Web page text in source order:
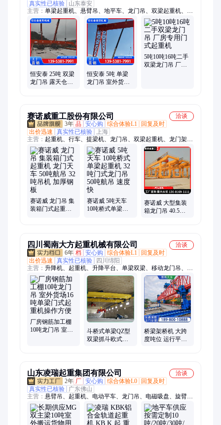
真实性已核验
山东泰安
主营： 单梁起重机、悬臂吊、地平车、龙门吊、双梁起重机、升
降货梯、电磁吸盘、所有起重设备附件
恒安泰 25吨 双梁
龙门吊 露天仓库
恒安泰 5吨 单梁
龙门吊 室外货物
5吨10吨16吨二手
双梁龙门吊 厂房
赛诺威重工股份有限公司
洽谈
3年 品 安心购 综合体验L1
回复及时
出价迅速
真实性已核验
上海
主营： 起重机、行车、提梁机、龙门吊、双梁起重机、龙门架、
门式起重机、桥式起重机、单梁起重机、悬臂吊、悬挂起重机、
电动葫芦
赛诺威 龙门吊 集
装箱门式起重机
赛诺威 5吨天车
10吨桥式单梁起
赛诺威 大型集装
箱龙门吊 40.5吨
四川蜀南大方起重机械有限公司
洽谈
6年 档 安心购 综合体验L1
回复及时
出价迅速
真实性已核验
四川绵阳
主营： 升降机、起重机、升降平台、单梁双梁、移动龙门吊、行
车龙门吊、双梁起重机、大型龙门吊、10吨龙门吊、电动葫芦、
航吊桁吊、提梁机出租、行吊厂家、提梁机、架桥机、单梁起重
机、微型电动葫芦、升降货梯
厂房钢筋加工棚
10吨龙门吊 室外
斗桥式单梁QZ型
双梁抓斗欧式双
桥梁架桥机 大跨
度吨位 运行平稳
山东凌瑞起重集团有限公司
洽谈
2年 厂 安心购 综合体验L0
回复及时
真实性已核验
广东佛山
主营： 悬臂吊、起重机、电动平车、龙门吊、电磁吸盘、旋臂墙
壁吊、单梁门式龙门架